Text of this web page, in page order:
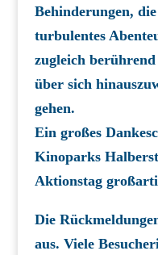
Behinderungen,
turbulentes
zugleich
über sich
gehen.
Ein großes
Kinoparks
Aktionstag
Die
aus. Viele